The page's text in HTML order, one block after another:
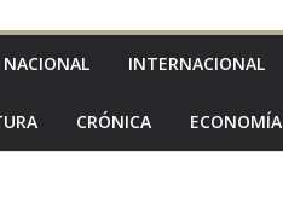
NACIONAL INTERNACIONAL
CRÓNICA ECONOMÍA